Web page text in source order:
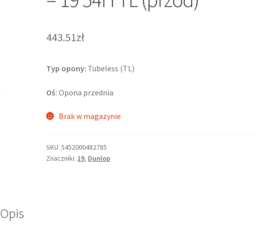
443.51zł
Typ opony: Tubeless (TL)
Oś: Opona przednia
Brak w magazynie
SKU:5452000482785
Znaczniki: 19, Dunlop
Opis